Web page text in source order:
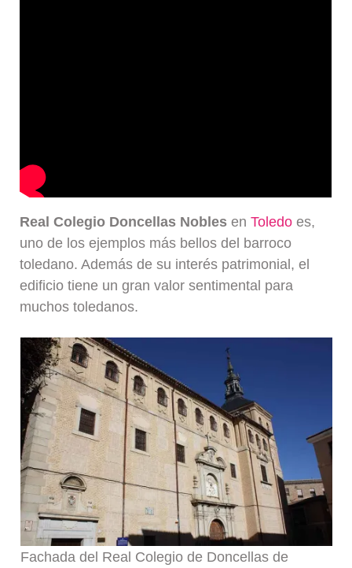
Real Colegio Doncellas Nobles enToledo es,
uno de los ejemplos más bellos del barroco
toledano. Además de su interés patrimonial, el
edificio tiene un gran valor sentimental para
muchos toledanos.
Fachada del Real Colegio de Doncellas de